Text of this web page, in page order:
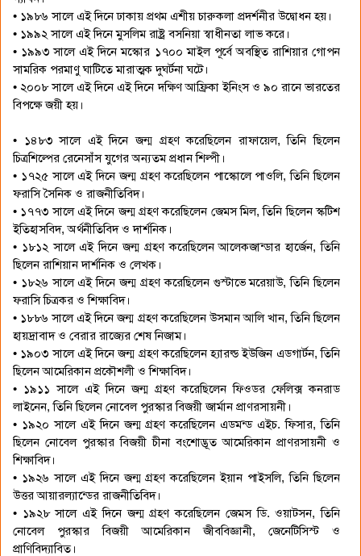
• ১৯৮৬ সালে এই দিনে ঢাকায় প্রথম এশীয় চারুকলা প্রদর্শনীর উদ্বোধন হয়।
• ১৯৯২ সালে এই দিনে মুসলিম রাষ্ট্র বসনিয়া স্বাধীনতা লাভ করে।
• ১৯৯৩ সালে এই দিনে মস্কোর ১৭০০ মাইল পূর্বে অবস্থিত রাশিয়ার গোপন
সামরিক পরমাণু ঘাটিতে মারাত্মক দুঘর্টনা ঘটে।
• ২০০৮ সালে এই দিনে এই দিনে দক্ষিণ আফ্রিকা ইনিংস ও ৯০ রানে ভারতের
বিপক্ষে জয়ী হয়।
• ১৪৮৩ সালে এই দিনে জন্ম গ্রহণ করেছিলেন রাফায়েল, তিনি ছিলেন
চিত্রশিল্পের রেনেসাঁস যুগের অন্যতম প্রধান শিল্পী।
• ১৭২৫ সালে এই দিনে জন্ম গ্রহণ করেছিলেন পাস্কোলে পাওলি, তিনি ছিলেন
ফরাসি সৈনিক ও রাজনীতিবিদ।
• ১৭৭৩ সালে এই দিনে জন্ম গ্রহণ করেছিলেন জেমস মিল, তিনি ছিলেন স্কটিশ
ইতিহাসবিদ, অর্থনীতিবিদ ও দার্শনিক।
• ১৮১২ সালে এই দিনে জন্ম গ্রহণ করেছিলেন আলেকজান্ডার হার্জেন, তিনি
ছিলেন রাশিয়ান দার্শনিক ও লেখক।
• ১৮২৬ সালে এই দিনে জন্ম গ্রহণ করেছিলেন গুস্টাভে মরেয়াউ, তিনি ছিলেন
ফরাসি চিত্রকর ও শিক্ষাবিদ।
• ১৮৮৬ সালে এই দিনে জন্ম গ্রহণ করেছিলেন উসমান আলি খান, তিনি ছিলেন
হায়দ্রাবাদ ও বেরার রাজ্যের শেষ নিজাম।
• ১৯০৩ সালে এই দিনে জন্ম গ্রহণ করেছিলেন হ্যারল্ড ইউজিন এডগার্টন, তিনি
ছিলেন আমেরিকান প্রকৌশলী ও শিক্ষাবিদ।
• ১৯১১ সালে এই দিনে জন্ম গ্রহণ করেছিলেন ফিওডর ফেলিক্স কনরাড
লাইনেন, তিনি ছিলেন নোবেল পুরস্কার বিজয়ী জার্মান প্রাণরসায়নী।
• ১৯২০ সালে এই দিনে জন্ম গ্রহণ করেছিলেন এডমন্ড এইচ. ফিসার, তিনি
ছিলেন নোবেল পুরস্কার বিজয়ী চীনা বংশোদ্ভূত আমেরিকান প্রাণরসায়নী ও
শিক্ষাবিদ।
• ১৯২৬ সালে এই দিনে জন্ম গ্রহণ করেছিলেন ইয়ান পাইসলি, তিনি ছিলেন
উত্তর আয়ারল্যান্ডের রাজনীতিবিদ।
• ১৯২৮ সালে এই দিনে জন্ম গ্রহণ করেছিলেন জেমস ডি. ওয়াটসন, তিনি
নোবেল পুরস্কার বিজয়ী আমেরিকান জীববিজ্ঞানী, জেনেটিসিস্ট ও
প্রাণিবিদ্যাবিত।